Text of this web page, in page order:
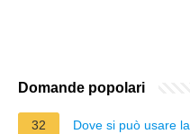
Domande popolari
32 Dove si può usare